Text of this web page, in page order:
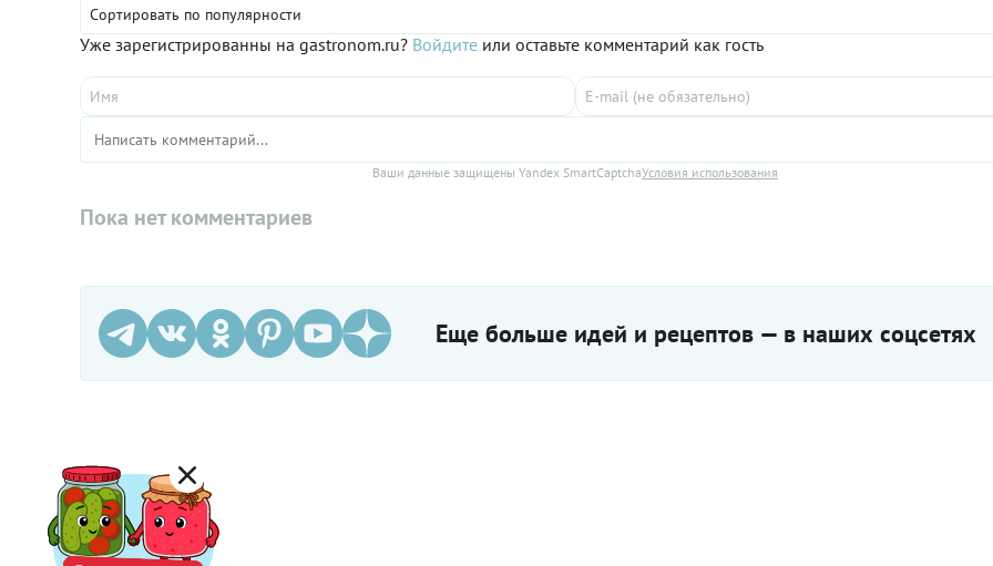
Сортировать по популярности
Уже зарегистрированны на gastronom.ru? Войдите или оставьте комментарий как гость
Ваши данные защищены Yandex SmartCaptchaУсловия использования
Пока нет комментариев
Еще больше идей и рецептов — в наших соцсетях